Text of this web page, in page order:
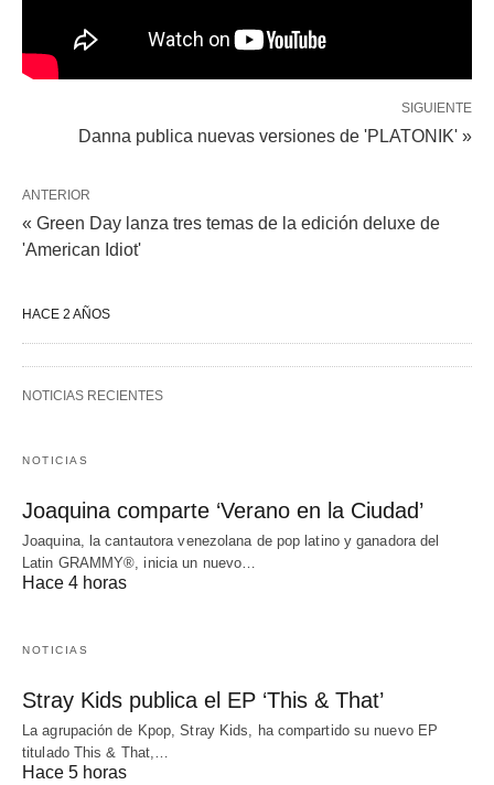
SIGUIENTE
Danna publica nuevas versiones de 'PLATONIK' »
ANTERIOR
« Green Day lanza tres temas de la edición deluxe de
'American Idiot'
HACE 2 AÑOS
NOTICIAS RECIENTES
NOTICIAS
Joaquina comparte ‘Verano en la Ciudad’
Joaquina, la cantautora venezolana de pop latino y ganadora del
Latin GRAMMY®, inicia un nuevo…
Hace 4 horas
NOTICIAS
Stray Kids publica el EP ‘This & That’
La agrupación de Kpop, Stray Kids, ha compartido su nuevo EP
titulado This & That,…
Hace 5 horas